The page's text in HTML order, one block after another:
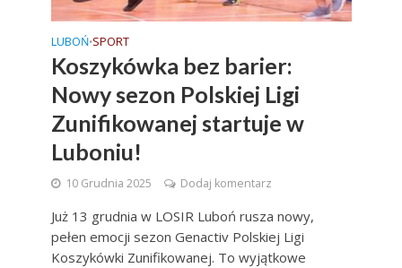
LUBOŃ•SPORT
Koszykówka bez barier:
Nowy sezon Polskiej Ligi
Zunifikowanej startuje w
Luboniu!
10 Grudnia 2025 Dodaj komentarz
Już 13 grudnia w LOSIR Luboń rusza nowy,
pełen emocji sezon Genactiv Polskiej Ligi
Koszykówki Zunifikowanej. To wyjątkowe